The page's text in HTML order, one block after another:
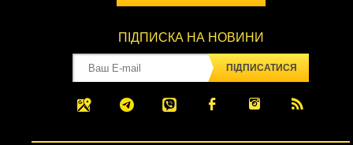
ПІДПИСКА НА НОВИНИ
ПІДПИСАТИСЯ